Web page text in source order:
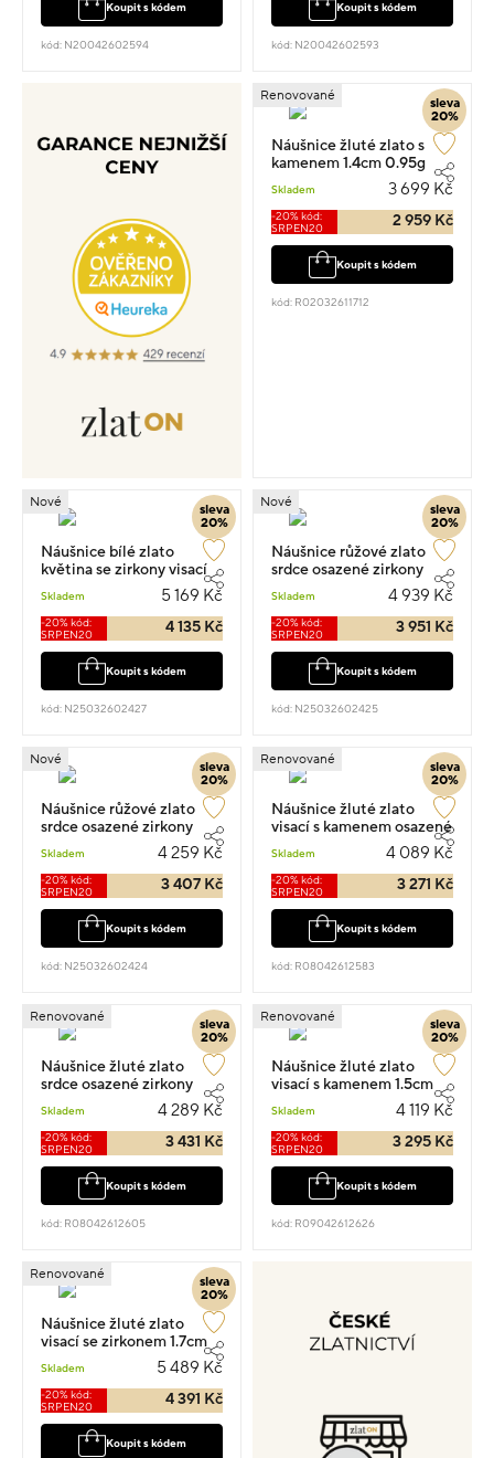
Koupit s kódem
kód: N20042602594
Koupit s kódem
kód: N20042602593
sleva
20%
Renovované
Náušnice žluté zlato s
kamenem 1.4cm 0.95g
Skladem 3 699 Kč
-20% kód:
SRPEN20
2 959 Kč
Koupit s kódem
kód: R02032611712
sleva
20%
Nové
Náušnice bílé zlato
květina se zirkony visací
Skladem 5 169 Kč
-20% kód:
SRPEN20
4 135 Kč
Koupit s kódem
kód: N25032602427
sleva
20%
Nové
Náušnice růžové zlato
srdce osazené zirkony
visací 1.4cm 1.05g
Skladem 4 939 Kč
-20% kód:
SRPEN20
3 951 Kč
Koupit s kódem
kód: N25032602425
sleva
20%
Nové
Náušnice růžové zlato
srdce osazené zirkony
visací 1.2cm 0.85g
Skladem 4 259 Kč
-20% kód:
SRPEN20
3 407 Kč
Koupit s kódem
kód: N25032602424
sleva
20%
Renovované
Náušnice žluté zlato
visací s kamenem osazené
zirkony 1.2cm 1.05g
Skladem 4 089 Kč
-20% kód:
SRPEN20
3 271 Kč
Koupit s kódem
kód: R08042612583
sleva
20%
Renovované
Náušnice žluté zlato
srdce osazené zirkony
Skladem 4 289 Kč
-20% kód:
SRPEN20
3 431 Kč
Koupit s kódem
kód: R08042612605
sleva
20%
Renovované
Náušnice žluté zlato
visací s kamenem 1.5cm
Skladem 4 119 Kč
-20% kód:
SRPEN20
3 295 Kč
Koupit s kódem
kód: R09042612626
sleva
20%
Renovované
Náušnice žluté zlato
visací se zirkonem 1.7cm
Skladem 5 489 Kč
-20% kód:
SRPEN20
4 391 Kč
Koupit s kódem